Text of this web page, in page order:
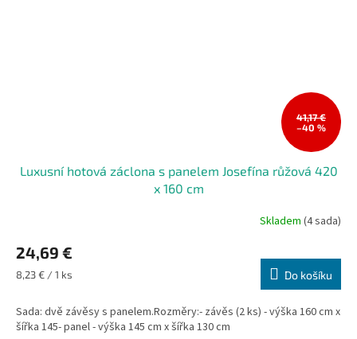
41,17 €
–40 %
Luxusní hotová záclona s panelem Josefína růžová 420
x 160 cm
Skladem (4 sada)
24,69 €
Měrná
8,23 € / 1 ks Do košíku
Sada: dvě závěsy s panelem.Rozměry:- závěs (2 ks) - výška 160 cm x
šířka 145- panel - výška 145 cm x šířka 130 cm